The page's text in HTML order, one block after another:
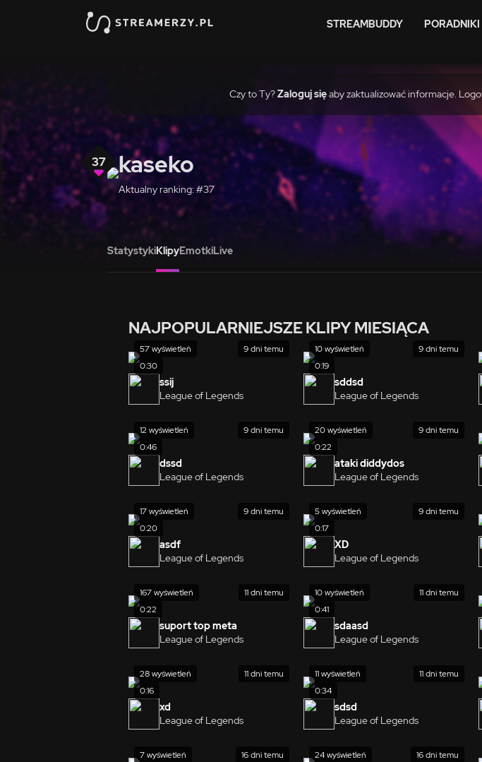
STREAMBUDDY
Czy to Ty?Zaloguj sięaby zaktualizować informacje.
37 kaseko
Aktualny ranking: #37
StatystykiKlipyEmotkiLive
NAJPOPULARNIEJSZE KLIPY MIESIĄCA
0:30
57 wyświetleń 9 dni temu
ssij
League of Legends
0:19
10 wyświetleń 9 dni temu
sddsd
League of Legends
0:46
12 wyświetleń 9 dni temu
dssd
League of Legends
0:22
20 wyświetleń 9 dni temu
ataki diddydos
League of Legends
0:20
17 wyświetleń 9 dni temu
asdf
League of Legends
0:17
5 wyświetleń 9 dni temu
XD
League of Legends
0:22
167 wyświetleń 11 dni temu
suport top meta
League of Legends
0:41
10 wyświetleń 11 dni temu
sdaasd
League of Legends
0:16
28 wyświetleń 11 dni temu
xd
League of Legends
0:34
11 wyświetleń 11 dni temu
sdsd
League of Legends
7 wyświetleń 16 dni temu 24 wyświetleń 16 dni temu